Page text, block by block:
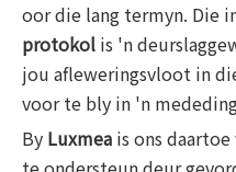
oor die lang termyn. Die
protokol is 'n
jou afleweringsvloot in
voor te bly in 'n
By Luxmea is ons